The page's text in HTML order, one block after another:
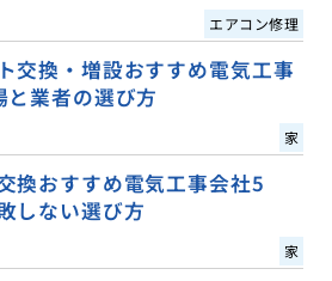
エアコン修理
交換・増設おすすめ電気工事
業者の選び方
家
換おすすめ電気工事会社5
しない選び方
家